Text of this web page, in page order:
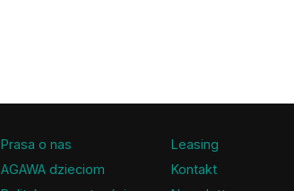
Prasa o nas
AGAWA dzieciom
Leasing
Kontakt